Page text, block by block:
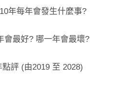
年每年會發生什麼事?
會最好? 哪一年會最壞?
評 (由2019 至 2028)